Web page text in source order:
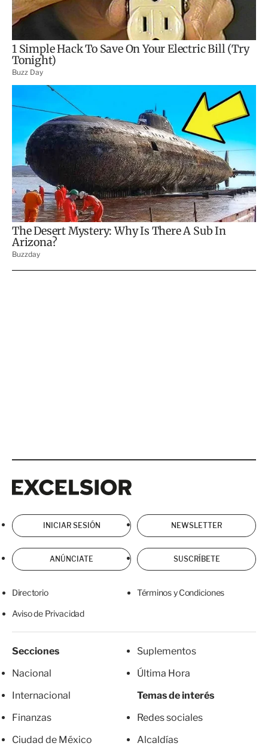
INICIAR SESIÓN NEWSLETTER
ANÚNCIATE SUSCRÍBETE
Directorio Términos y Condiciones
Aviso de Privacidad
Secciones
Nacional
Internacional
Finanzas
Ciudad de México
Suplementos
Última Hora
Temas de interés
Redes sociales
Alcaldías